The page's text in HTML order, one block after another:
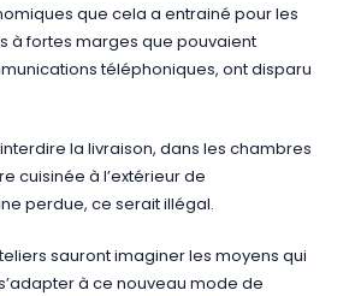
que cela a entrainé pour les
à fortes marges que pouvaient
téléphoniques, ont disparu
la livraison, dans les chambres
cuisinée à l’extérieur de
perdue, ce serait illégal.
sauront imaginer les moyens qui
à ce nouveau mode de